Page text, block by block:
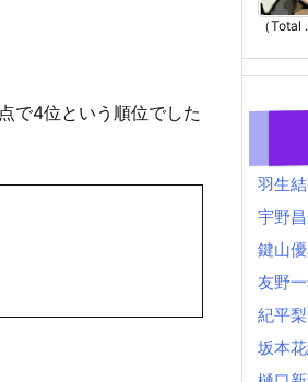
で4位という順位でした
（Total
羽生
宇野
鍵山
友野
紀平
坂本